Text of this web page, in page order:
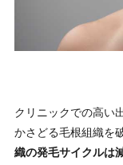
クリニックでの高い
かさどる毛根組織を
織の発毛サイクルは